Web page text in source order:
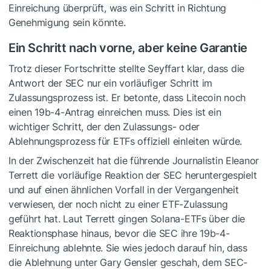
Einreichung überprüft, was ein Schritt in Richtung
Genehmigung sein könnte.
Ein Schritt nach vorne, aber keine Garantie
Trotz dieser Fortschritte stellte Seyffart klar, dass die
Antwort der SEC nur ein vorläufiger Schritt im
Zulassungsprozess ist. Er betonte, dass Litecoin noch
einen 19b-4-Antrag einreichen muss. Dies ist ein
wichtiger Schritt, der den Zulassungs- oder
Ablehnungsprozess für ETFs offiziell einleiten würde.
In der Zwischenzeit hat die führende Journalistin Eleanor
Terrett die vorläufige Reaktion der SEC heruntergespielt
und auf einen ähnlichen Vorfall in der Vergangenheit
verwiesen, der noch nicht zu einer ETF-Zulassung
geführt hat. Laut Terrett gingen Solana-ETFs über die
Reaktionsphase hinaus, bevor die SEC ihre 19b-4-
Einreichung ablehnte. Sie wies jedoch darauf hin, dass
die Ablehnung unter Gary Gensler geschah, dem SEC-